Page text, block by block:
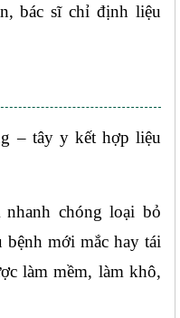
bác sĩ chỉ định liệu
– tây y kết hợp liệu
chóng loại bỏ
mới mắc hay tái
làm mềm, làm khô,